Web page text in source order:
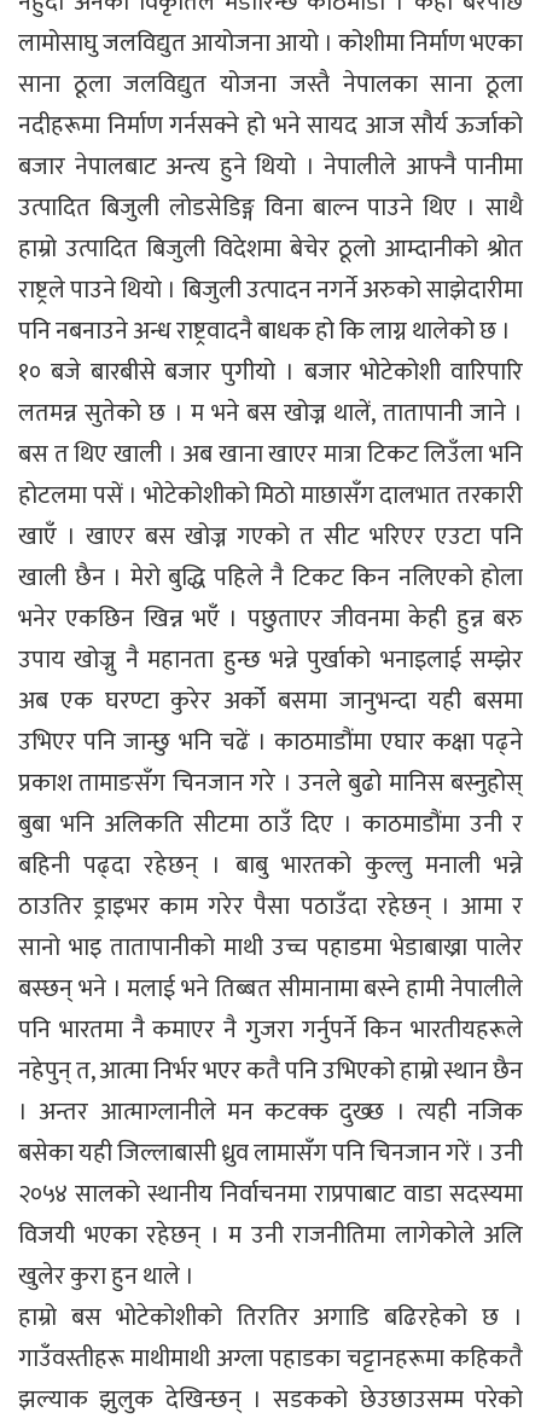
लामोसाघु जलविद्युत आयोजना आयो । कोशीमा निर्माण भएका
साना ठूला जलविद्युत योजना जस्तै नेपालका साना ठूला
नदीहरूमा निर्माण गर्नसक्ने हो भने सायद आज सौर्य ऊर्जाको
बजार नेपालबाट अन्त्य हुने थियो । नेपालीले आफ्नै पानीमा
उत्पादित बिजुली लोडसेडिङ्ग विना बाल्न पाउने थिए । साथै
हाम्रो उत्पादित बिजुली विदेशमा बेचेर ठूलो आम्दानीको श्रोत
राष्ट्रले पाउने थियो । बिजुली उत्पादन नगर्ने अरुको साझेदारीमा
पनि नबनाउने अन्ध राष्ट्रवादनै बाधक हो कि लाग्न थालेको छ ।
१० बजे बारबीसे बजार पुगीयो । बजार भोटेकोशी वारिपारि
लतमन्न सुतेको छ । म भने बस खोज्न थालें, तातापानी जाने ।
बस त थिए खाली । अब खाना खाएर मात्रा टिकट लिउँला भनि
होटलमा पसें । भोटेकोशीको मिठो माछासँग दालभात तरकारी
खाएँ । खाएर बस खोज्न गएको त सीट भरिएर एउटा पनि
खाली छैन । मेरो बुद्धि पहिले नै टिकट किन नलिएको होला
भनेर एकछिन खिन्न भएँ । पछुताएर जीवनमा केही हुन्न बरु
उपाय खोज्नु नै महानता हुन्छ भन्ने पुर्खाको भनाइलाई सम्झेर
अब एक घरण्टा कुरेर अर्को बसमा जानुभन्दा यही बसमा
उभिएर पनि जान्छु भनि चढें । काठमाडौंमा एघार कक्षा पढ्ने
प्रकाश तामाङसँग चिनजान गरे । उनले बुढो मानिस बस्नुहोस्
बुबा भनि अलिकति सीटमा ठाउँ दिए । काठमाडौंमा उनी र
बहिनी पढ्दा रहेछन् । बाबु भारतको कुल्लु मनाली भन्ने
ठाउतिर ड्राइभर काम गरेर पैसा पठाउँदा रहेछन् । आमा र
सानो भाइ तातापानीको माथी उच्च पहाडमा भेडाबाख्रा पालेर
बस्छन् भने । मलाई भने तिब्बत सीमानामा बस्ने हामी नेपालीले
पनि भारतमा नै कमाएर नै गुजरा गर्नुपर्ने किन भारतीयहरूले
नहेपुन् त, आत्मा निर्भर भएर कतै पनि उभिएको हाम्रो स्थान छैन
। अन्तर आत्माग्लानीले मन कटक्क दुख्छ । त्यही नजिक
बसेका यही जिल्लाबासी ध्रुव लामासँग पनि चिनजान गरें । उनी
२०५४ सालको स्थानीय निर्वाचनमा राप्रपाबाट वाडा सदस्यमा
विजयी भएका रहेछन् । म उनी राजनीतिमा लागेकोले अलि
खुलेर कुरा हुन थाले ।
हाम्रो बस भोटेकोशीको तिरतिर अगाडि बढिरहेको छ ।
गाउँवस्तीहरू माथीमाथी अग्ला पहाडका चट्टानहरूमा कहिकतै
झल्याक झुलुक देखिन्छन् । सडकको छेउछाउसम्म परेको